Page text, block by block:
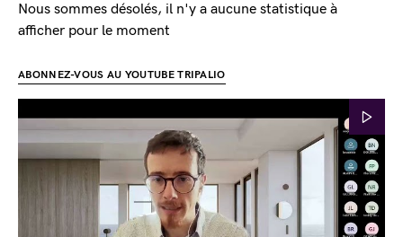
Nous sommes désolés, il n'y a aucune statistique à
afficher pour le moment
ABONNEZ-VOUS AU YOUTUBE TRIPALIO